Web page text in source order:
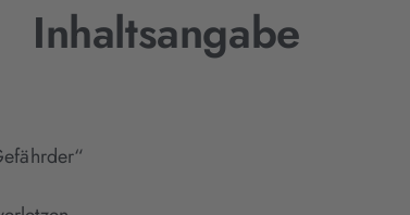
Inhaltsangabe